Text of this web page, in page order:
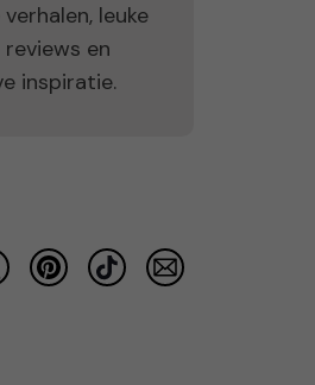
leuke
en
inspiratie.